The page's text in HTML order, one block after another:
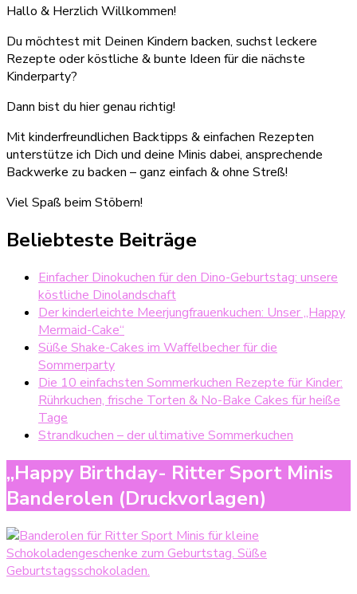
Hallo & Herzlich Willkommen!
Du möchtest mit Deinen Kindern backen, suchst leckere
Rezepte oder köstliche & bunte Ideen für die nächste
Kinderparty?
Dann bist du hier genau richtig!
Mit kinderfreundlichen Backtipps & einfachen Rezepten
unterstütze ich Dich und deine Minis dabei, ansprechende
Backwerke zu backen – ganz einfach & ohne Streß!
Viel Spaß beim Stöbern!
Beliebteste Beiträge
Einfacher Dinokuchen für den Dino-Geburtstag: unsere
köstliche Dinolandschaft
Der kinderleichte Meerjungfrauenkuchen: Unser „Happy
Mermaid-Cake“
Süße Shake-Cakes im Waffelbecher für die
Sommerparty
Die 10 einfachsten Sommerkuchen Rezepte für Kinder:
Rührkuchen, frische Torten & No-Bake Cakes für heiße
Tage
Strandkuchen – der ultimative Sommerkuchen
„Happy Birthday- Ritter Sport Minis
Banderolen (Druckvorlagen)